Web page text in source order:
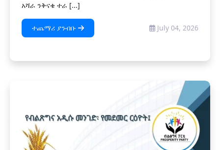
አሻራ ንቅናቄ ተራ [...]
ተጨማሪ ያንብቡ July 04, 2026